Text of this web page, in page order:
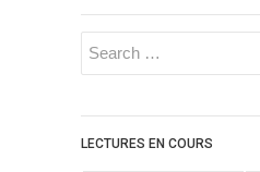
LECTURES EN COURS